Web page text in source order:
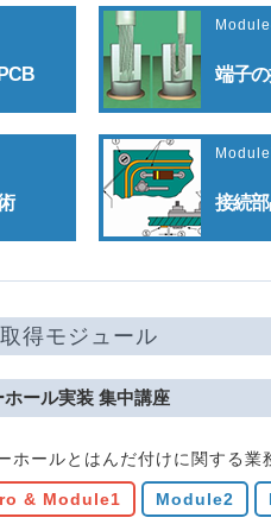
端子
接続
得モジュール
ホール実装 集中講座
ホールとはんだ付けに関する
& Module1 Module2